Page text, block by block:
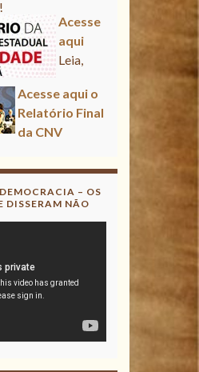
!
Relatório Final
!
– OS
DISSERAM NÃO